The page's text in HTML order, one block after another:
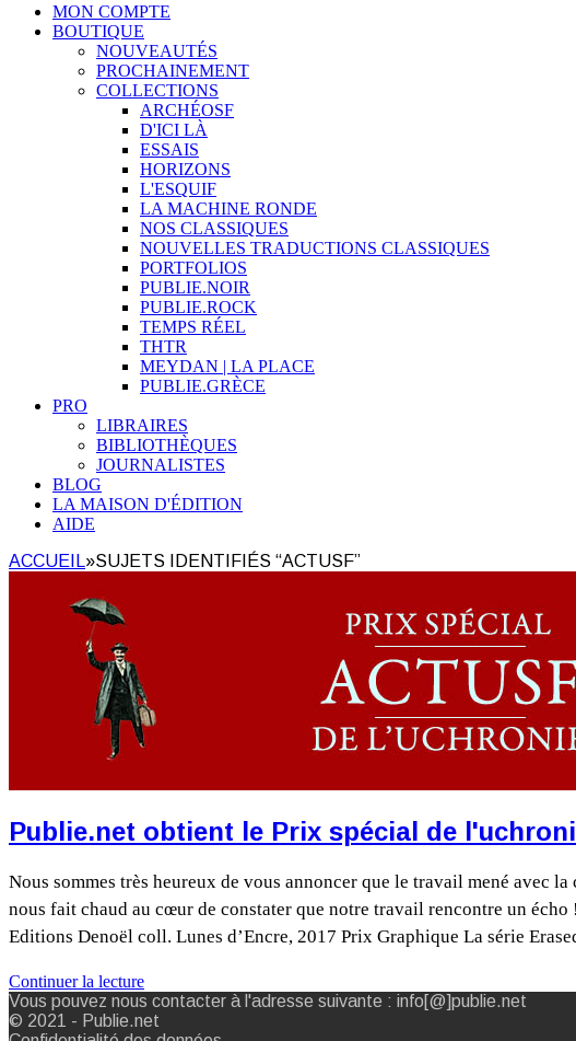
MON COMPTE
BOUTIQUE
NOUVEAUTÉS
PROCHAINEMENT
COLLECTIONS
ARCHÉOSF
D'ICI LÀ
ESSAIS
HORIZONS
L'ESQUIF
LA MACHINE RONDE
NOS CLASSIQUES
NOUVELLES TRADUCTIONS CLASSIQUES
PORTFOLIOS
PUBLIE.NOIR
PUBLIE.ROCK
TEMPS RÉEL
THTR
MEYDAN | LA PLACE
PUBLIE.GRÈCE
PRO
LIBRAIRES
BIBLIOTHÈQUES
JOURNALISTES
BLOG
LA MAISON D'ÉDITION
AIDE
ACCUEIL»SUJETS IDENTIFIÉS “ACTUSF”
Publie.net obtient le Prix spécial de
Nous sommes très heureux de vous annoncer que le travail mené avec
nous fait chaud au cœur de constater que notre travail rencontre un
Editions Denoël coll. Lunes d’Encre, 2017 Prix Graphique La série
Continuer la lecture
Vous pouvez nous contacter à l'adresse suivante : info[@]publie.net
© 2021 - Publie.net